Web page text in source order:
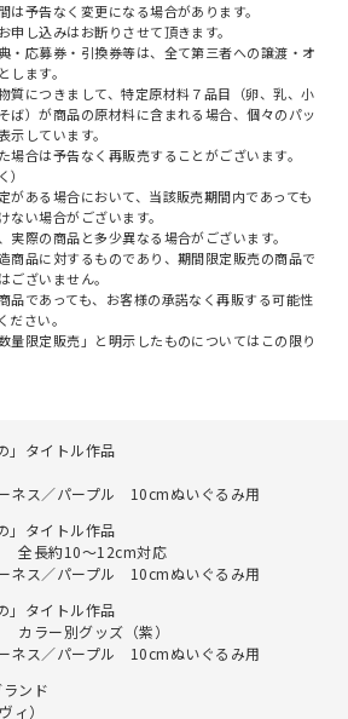
予告なく変更になる場合があります。
し込みはお断りさせて頂きます。
・応募券・引換券等は、全て第三者への譲渡・オ
ます。
質につきまして、特定原材料７品目（卵、乳、小
ば）が商品の原材料に含まれる場合、個々のパッ
しています。
場合は予告なく再販売することがございます。
がある場合において、当該販売期間内であっても
い場合がございます。
際の商品と多少異なる場合がございます。
商品に対するものであり、期間限定販売の商品で
ございません。
品であっても、お客様の承諾なく再販する可能性
さい。
量限定販売」と明示したものについてはこの限り
」タイトル作品
ス／パープル 10cmぬいぐるみ用
」タイトル作品
全長約10～12cm対応
ス／パープル 10cmぬいぐるみ用
」タイトル作品
カラー別グッズ（紫）
ス／パープル 10cmぬいぐるみ用
ンド
ィ）